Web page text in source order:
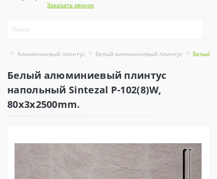
Заказать звонок
Алюминиевый плинтус Белый алюминиевый плинтус Белый
Белый алюминиевый плинтус
напольный Sintezal P-102(8)W,
80x3x2500mm.